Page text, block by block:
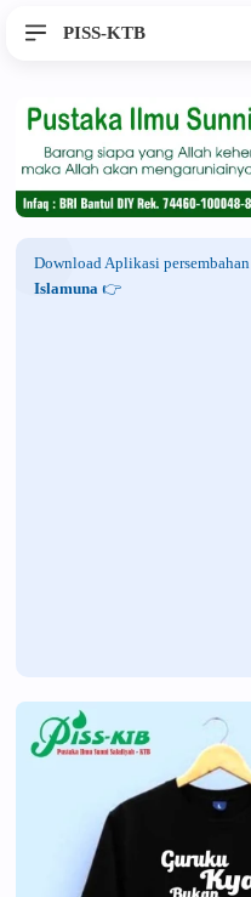
PISS-KTB
Download Aplikasi persembahan
Islamuna 👉